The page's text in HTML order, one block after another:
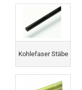
Kohlefaser Stäbe